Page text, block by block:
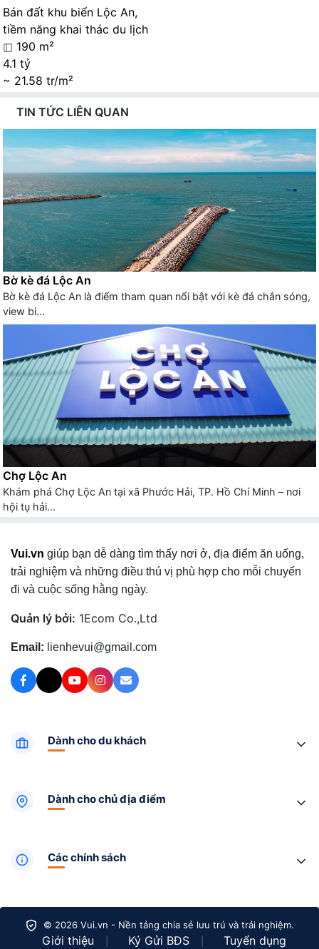
Bán đất khu biển Lộc An,
tiềm năng khai thác du lịch
190 m²
4.1 tỷ
~ 21.58 tr/m²
TIN TỨC LIÊN QUAN
Bờ kè đá Lộc An
Bờ kè đá Lộc An là điểm tham quan nổi bật với kè đá chắn sóng,
view bi...
Chợ Lộc An
Khám phá Chợ Lộc An tại xã Phước Hải, TP. Hồ Chí Minh – nơi
hội tụ hải...
Vui.vn giúp bạn dễ dàng tìm thấy nơi ở, địa điểm ăn uống,
trải nghiệm và những điều thú vị phù hợp cho mỗi chuyến
đi và cuộc sống hằng ngày.
Quản lý bởi: 1Ecom Co.,Ltd
Email: lienhevui@gmail.com
Dành cho du khách
Dành cho chủ địa điểm
Các chính sách
© 2026 Vui.vn - Nền tảng chia sẻ lưu trú và trải nghiệm.
Giới thiệu Ký Gửi BĐS Tuyển dụng